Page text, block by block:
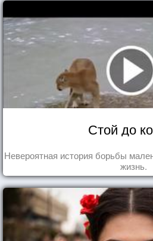
Стой до
Невероятная история борьбы
жизнь.